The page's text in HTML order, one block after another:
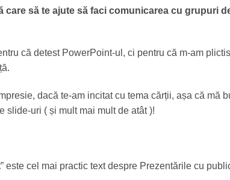
care să te ajute să faci comunicarea cu grupuri
că detest PowerPoint-ul, ci pentru că m-am
dacă te-am incitat cu tema cărții, așa că mă
slide-uri ( și mult mai mult de atât )!
este cel mai practic text despre Prezentările cu